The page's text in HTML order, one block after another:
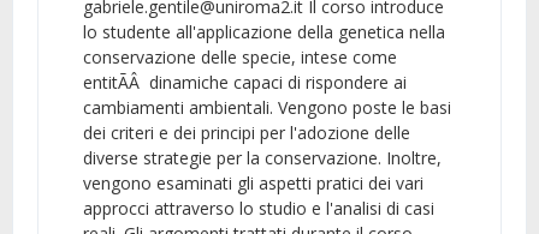
gabriele.gentile@uniroma2.it Il corso introduce
lo studente all'applicazione della genetica nella
conservazione delle specie, intese come
entitÃÂ dinamiche capaci di rispondere ai
cambiamenti ambientali. Vengono poste le basi
dei criteri e dei principi per l'adozione delle
diverse strategie per la conservazione. Inoltre,
vengono esaminati gli aspetti pratici dei vari
approcci attraverso lo studio e l'analisi di casi